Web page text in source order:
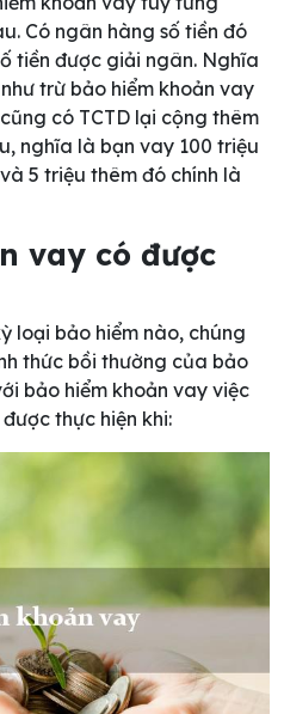
Có ngân hàng số tiền đó
tiền được giải ngân. Nghĩa
trừ bảo hiểm khoản vay
có TCTD lại cộng thêm
nghĩa là bạn vay 100 triệu
5 triệu thêm đó chính là
vay có được
loại bảo hiểm nào, chúng
thức bồi thường của bảo
bảo hiểm khoản vay việc
thực hiện khi: